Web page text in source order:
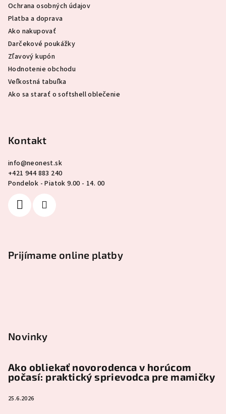
Ochrana osobných údajov
Platba a doprava
Ako nakupovať
Darčekové poukážky
Zľavový kupón
Hodnotenie obchodu
Veľkostná tabuľka
Ako sa starať o softshell oblečenie
Kontakt
info@neonest.sk
+421 944 883 240
Pondelok - Piatok 9.00 - 14. 00
Prijímame online platby
Novinky
Ako obliekať novorodenca v horúcom
počasí: praktický sprievodca pre mamičky
25.6.2026